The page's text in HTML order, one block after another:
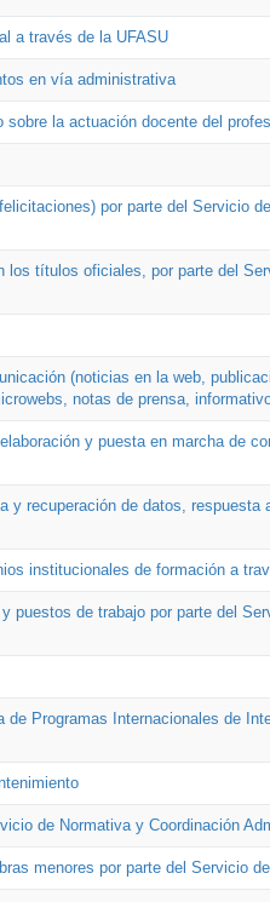
a través de la UFASU
en vía administrativa
la actuación docente del
por parte del Servicio
los títulos oficiales, por parte del
(noticias en la web,
notas de prensa,
y puesta en marcha de
y recuperación de datos, respuesta
institucionales de formación a
puestos de trabajo por parte del
Programas Internacionales de
de Normativa y Coordinación
menores por parte del Servicio